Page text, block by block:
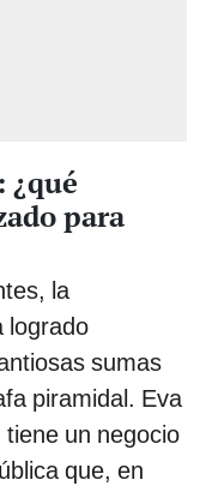
¿qué
para
la
logrado
sumas
piramidal. Eva
un negocio
que, en